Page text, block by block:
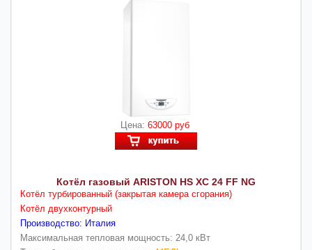
Цена: 63000 руб
Котёл газовый ARISTON HS XC 24 FF NG
Котёл турбированный (закрытая камера сгорания)
Котёл двухконтурный
Производство: Италия
Максимальная тепловая мощность: 24,0 кВт